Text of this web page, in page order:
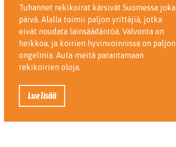
Tuhannet rekikoirat kärsivät Suomessa joka
päivä. Alalla toimii paljon yrittäjiä, jotka
eivät noudata lainsäädäntöä. Valvonta on
heikkoa, ja koirien hyvinvoinnissa on paljon
ongelmia. Auta meitä parantamaan
rekikoirien oloja.
Lue lisää